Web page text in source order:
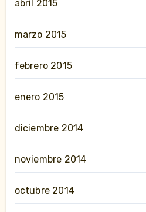
abril 2015
marzo 2015
febrero 2015
enero 2015
diciembre 2014
noviembre 2014
octubre 2014